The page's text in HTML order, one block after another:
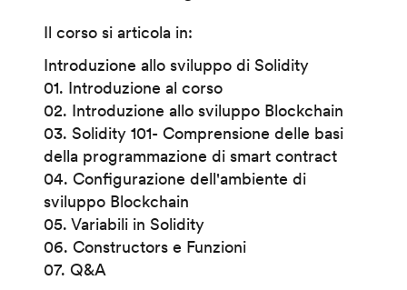
Il corso si articola in:
Introduzione allo sviluppo di Solidity
01. Introduzione al corso
02. Introduzione allo sviluppo Blockchain
03. Solidity 101- Comprensione delle basi
della programmazione di smart contract
04. Configurazione dell'ambiente di
sviluppo Blockchain
05. Variabili in Solidity
06. Constructors e Funzioni
07. Q&A